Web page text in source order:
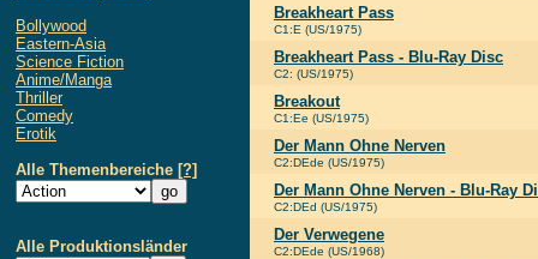
Bollywood
Eastern-Asia
Science Fiction
Anime/Manga
Thriller
Comedy
Erotik
Alle Themenbereiche [?]
Alle Produktionsländer
Breakheart Pass
C1:E (US/1975)
Breakheart Pass - Blu-Ray Disc
C2: (US/1975)
Breakout
C1:Ee (US/1975)
Der Mann Ohne Nerven
C2:DEde (US/1975)
Der Mann Ohne Nerven - Blu-Ray
C2:DEd (US/1975)
Der Verwegene
C2:DEde (US/1968)